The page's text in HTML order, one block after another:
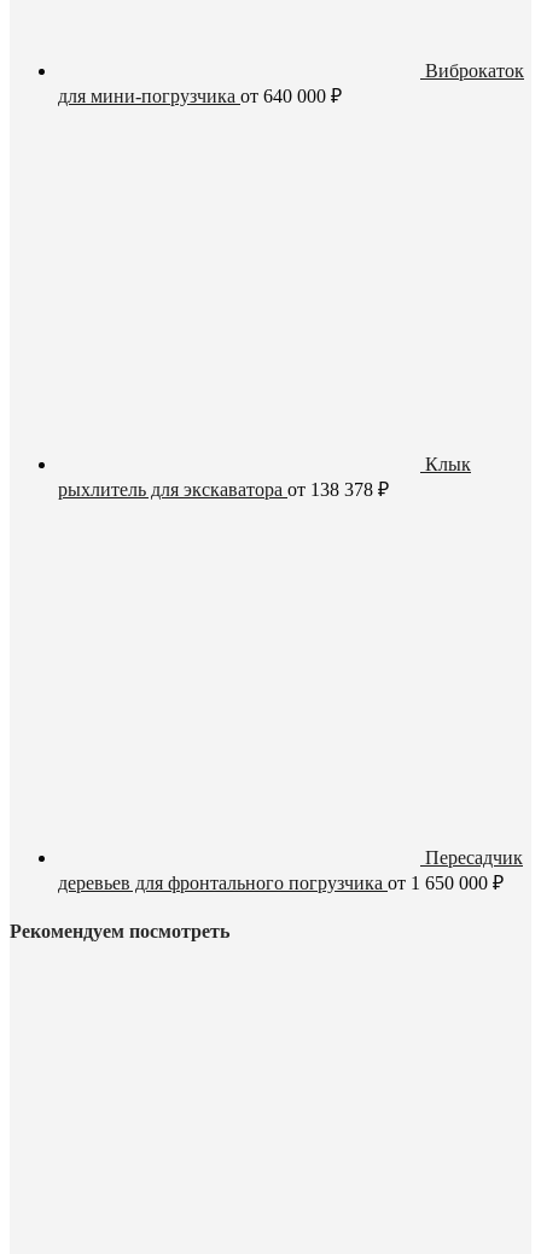
Виброкаток
для мини-погрузчика от 640 000 ₽
Клык
рыхлитель для экскаватора от 138 378 ₽
Пересадчик
деревьев для фронтального погрузчика от 1 650 000 ₽
Рекомендуем посмотреть